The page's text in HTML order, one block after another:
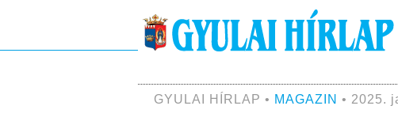
GYULAI HÍRLAP • MAGAZIN • 2025.